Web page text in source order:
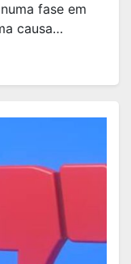
fase em
causa…